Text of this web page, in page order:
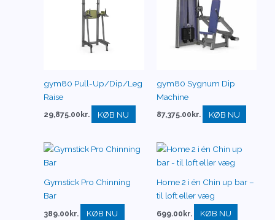
gym80 Pull-Up/Dip/Leg
Raise
29,875.00 kr. KØB NU
gym80 Sygnum Dip
Machine
87,375.00 kr. KØB NU
Gymstick Pro Chinning
Bar
389.00 kr. KØB NU
Home 2 i én Chin up bar –
til loft eller væg
699.00 kr. KØB NU